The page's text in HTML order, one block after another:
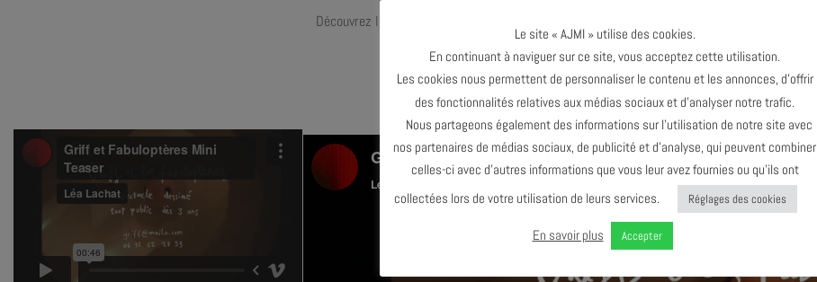
Découvrez le teaser vidéo du spectacle :
Le site « AJMI » utilise des cookies.
En continuant à naviguer sur ce site, vous acceptez cette utilisation.
Les cookies nous permettent de personnaliser le contenu et les annonces, d’offrir
des fonctionnalités relatives aux médias sociaux et d’analyser notre trafic.
Nous partageons également des informations sur l’utilisation de notre site avec
nos partenaires de médias sociaux, de publicité et d’analyse, qui peuvent combiner
celles-ci avec d’autres informations que vous leur avez fournies ou qu’ils ont
collectées lors de votre utilisation de leurs services.
Réglages des cookies
En savoir plus Accepter